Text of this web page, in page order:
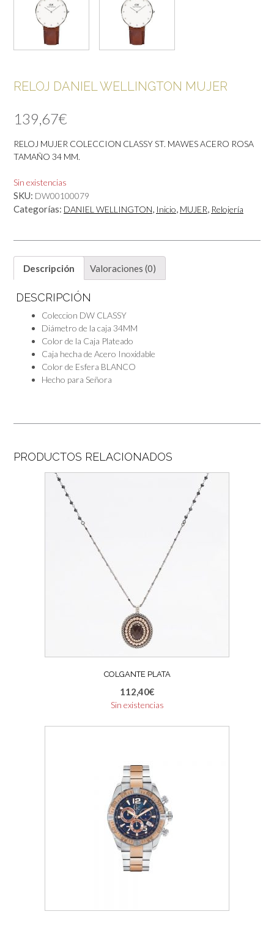
RELOJ DANIEL WELLINGTON MUJER
139,67€
RELOJ MUJER COLECCION CLASSY ST. MAWES ACERO ROSA
TAMAÑO 34 MM.
Sin existencias
SKU: DW00100079
Categorías: DANIEL WELLINGTON, Inicio, MUJER, Relojería
Descripción Valoraciones (0)
DESCRIPCIÓN
Coleccion DW CLASSY
Diámetro de la caja 34MM
Color de la Caja Plateado
Caja hecha deAcero Inoxidable
Color de Esfera BLANCO
Hecho para Señora
PRODUCTOS RELACIONADOS
COLGANTE PLATA
112,40€
Sin existencias